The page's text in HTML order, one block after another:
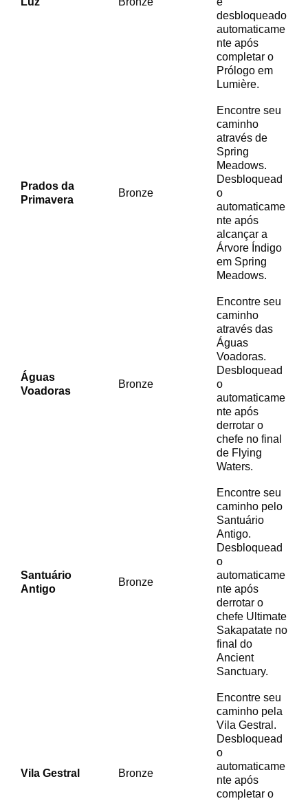
desbloqueado
automaticame
nte após
completar o
Prólogo em
Lumière.
Prados da
Primavera
Bronze
Encontre seu
caminho
através de
Spring
Meadows.
Desbloquead
o
automaticame
nte após
alcançar a
Árvore Índigo
em Spring
Meadows.
Águas
Voadoras
Bronze
Encontre seu
caminho
através das
Águas
Voadoras.
Desbloquead
o
automaticame
nte após
derrotar o
chefe no final
de Flying
Waters.
Santuário
Antigo
Bronze
Encontre seu
caminho pelo
Santuário
Antigo.
Desbloquead
o
automaticame
nte após
derrotar o
chefe Ultimate
Sakapatate no
final do
Ancient
Sanctuary.
Vila Gestral Bronze
Encontre seu
caminho pela
Vila Gestral.
Desbloquead
o
automaticame
nte após
completar o